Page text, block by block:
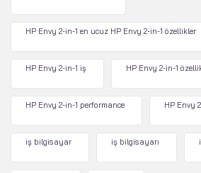
HP Envy 2-in-1 en ucuz HP Envy 2-in-1 özellikler
HP Envy 2-in-1 iş HP Envy 2-in-1
HP Envy 2-in-1 performance HP Envy
iş bilgisayar iş bilgisayarı